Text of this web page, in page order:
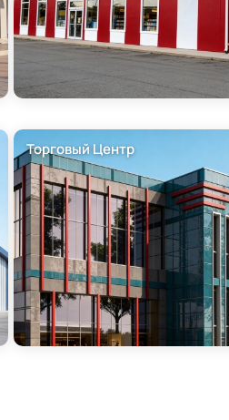
Торговый Центр